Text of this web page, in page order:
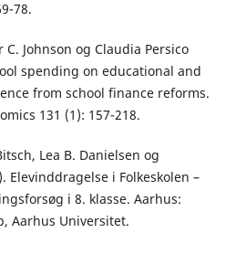
78.
C. Johnson og Claudia Persico
spending on educational and
from school finance reforms.
131 (1): 157-218.
Lea B. Danielsen og
Elevinddragelse i Folkeskolen –
i 8. klasse. Aarhus:
Aarhus Universitet.